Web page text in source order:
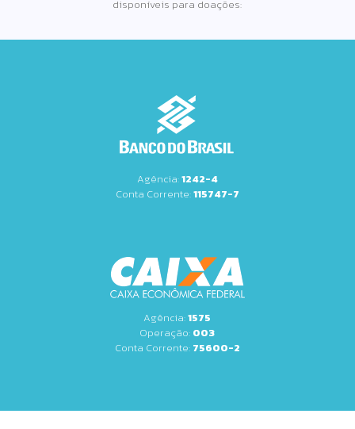
disponíveis para doações:
Agência:1242-4
Conta Corrente:115747-7
Agência:1575
Operação: 003
Conta Corrente: 75600-2